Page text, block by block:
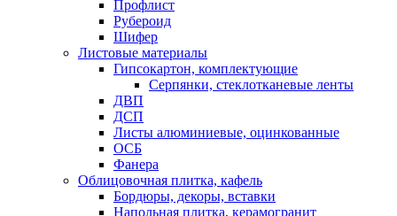
Профлист
Рубероид
Шифер
Листовые материалы
Гипсокартон, комплектующие
Серпянки, стеклотканевые ленты
ДВП
ДСП
Листы алюминиевые, оцинкованные
ОСБ
Фанера
Облицовочная плитка, кафель
Бордюры, декоры, вставки
Напольная плитка, керамогранит